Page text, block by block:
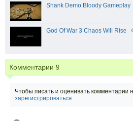
Shank Demo Bloody Gameplay
God Of War 3 Chaos Will Rise
Комментарии 9
Чтобы писать и оценивать комментарии
зарегистрироваться